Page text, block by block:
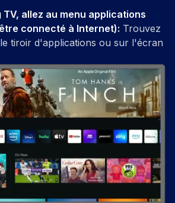
TV, allez au menu applications
connecté à Internet): Trouvez
tiroir d'applications ou sur l'écran